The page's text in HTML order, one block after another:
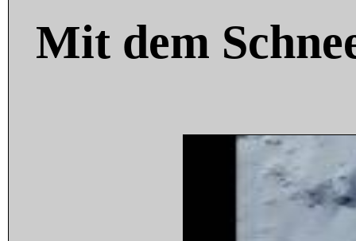
Mit dem